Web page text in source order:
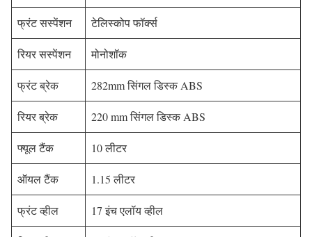
फ्रंट सस्पेंशन टेलिस्कोप फॉर्क्स
रियर सस्पेंशन मोनोशॉक
फ्रंट ब्रेक 282mm सिंगल डिस्क ABS
रियर ब्रेक 220 mm सिंगल डिस्क ABS
फ्यूल टैंक 10 लीटर
ऑयल टैंक 1.15 लीटर
फ्रंट व्हील 17 इंच एलॉय व्हील